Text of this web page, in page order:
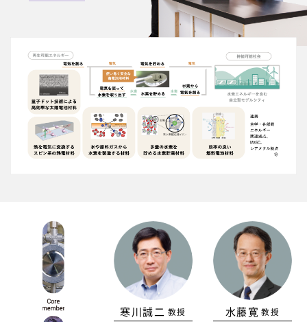
寒川誠二 教授
水藤寛 教授